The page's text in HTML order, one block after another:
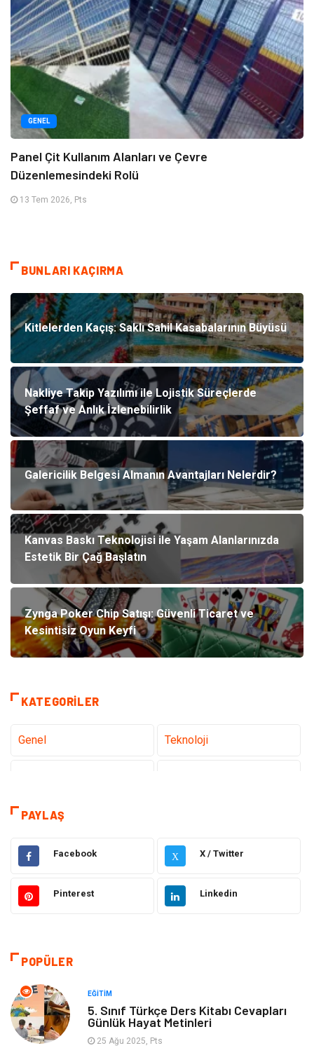
GENEL
Panel Çit Kullanım Alanları ve Çevre
Düzenlemesindeki Rolü
13 Tem 2026, Pts
BUNLARI KAÇIRMA
Kitlelerden Kaçış: Saklı Sahil Kasabalarının Büyüsü
Nakliye Takip Yazılımı ile Lojistik Süreçlerde
Şeffaf ve Anlık İzlenebilirlik
Galericilik Belgesi Almanın Avantajları Nelerdir?
Kanvas Baskı Teknolojisi ile Yaşam Alanlarınızda
Estetik Bir Çağ Başlatın
Zynga Poker Chip Satışı: Güvenli Ticaret ve
Kesintisiz Oyun Keyfi
KATEGORILER
Genel Teknoloji
Dekorasyon
Bakım Güzellik Elektrik Elektronik
Hukuk Tatil
Bilgisayar & Yazılım
Yemek
Emlak Kültür Sanat
PAYLAŞ
Facebook X X / Twitter
Pinterest Linkedin
POPÜLER
EĞITIM
5. Sınıf Türkçe Ders Kitabı Cevapları
Günlük Hayat Metinleri
25 Ağu 2025, Pts